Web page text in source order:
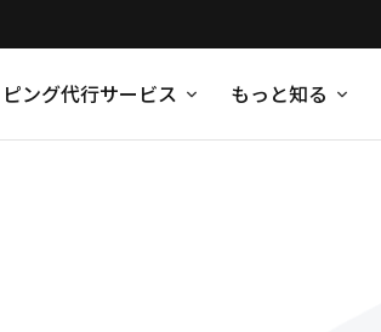
ング代行サービス もっと知る